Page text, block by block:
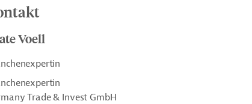
Voell
Trade & Invest GmbH